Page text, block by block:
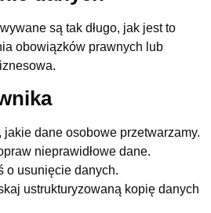
są tak długo, jak jest to
obowiązków prawnych lub
jakie dane osobowe przetwarzamy.
nieprawidłowe dane.
o usunięcie danych.
ustrukturyzowaną kopię danych